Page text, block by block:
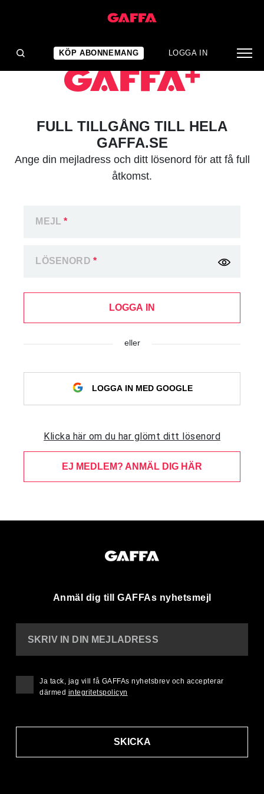
KÖP ABONNEMANG LOGGA IN
FULL TILLGÅNG TILL HELA
GAFFA.SE
Ange din mejladress och ditt lösenord för att få full
åtkomst.
MEJL*
LÖSENORD *
LOGGA IN
eller
LOGGA IN MED GOOGLE
Klicka här om du har glömt ditt lösenord
EJ MEDLEM? ANMÄL DIG HÄR
Anmäl dig till GAFFAs nyhetsmejl
SKRIV IN DIN MEJLADRESS
SKICKA
Ja tack, jag vill få GAFFAs nyhetsbrev och accepterar
därmed integritetspolicyn